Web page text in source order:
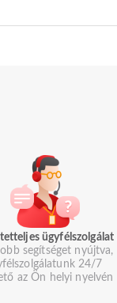
ügyfélszolgálat
segítséget nyújtva,
24/7
az Ön helyi nyelvén